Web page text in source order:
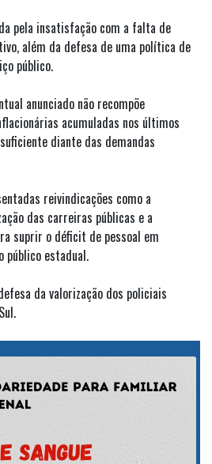
pela insatisfação com a falta de
além da defesa de uma política de
público.
anunciado não recompõe
acumuladas nos últimos
diante das demandas
reivindicações como a
das carreiras públicas e a
suprir o déficit de pessoal em
público estadual.
da valorização dos policiais